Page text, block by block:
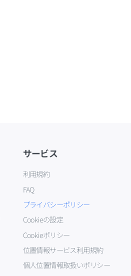
サービス
利用規約
FAQ
プライバシーポリシー
Cookieの設定
Cookieポリシー
位置情報サービス利用規約
個人位置情報取扱いポリシー